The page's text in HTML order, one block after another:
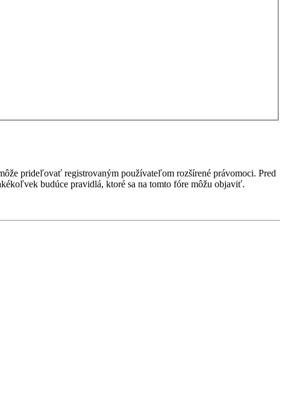
prideľovať registrovaným používateľom rozšírené právomoci. Pred
budúce pravidlá, ktoré sa na tomto fóre môžu objaviť.